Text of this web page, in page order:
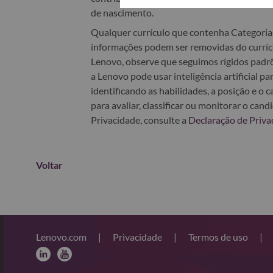
de nascimento.
Qualquer currículo que contenha
informações podem ser removidas do
Lenovo, observe que seguimos rígidos
a Lenovo pode usar inteligência artificial
identificando as habilidades, a posição e o
para avaliar, classificar ou monitorar o
Privacidade, consulte a Declaração de
Voltar
Lenovo.com | Privacidade | Termos de uso |